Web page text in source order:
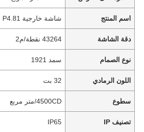
اسم المنتج شاشة خارجية P4.81
دقة الشاشة 43264 نقطة/م2
نوع الصمام سمد 1921
اللون الرمادي 32 بت
سطوع 4500CD/متر مربع
تصنيف IP IP65